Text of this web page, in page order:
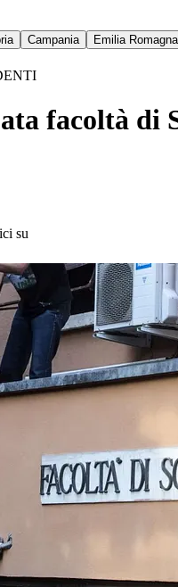
Campania Emilia Romagna
facoltà di
su